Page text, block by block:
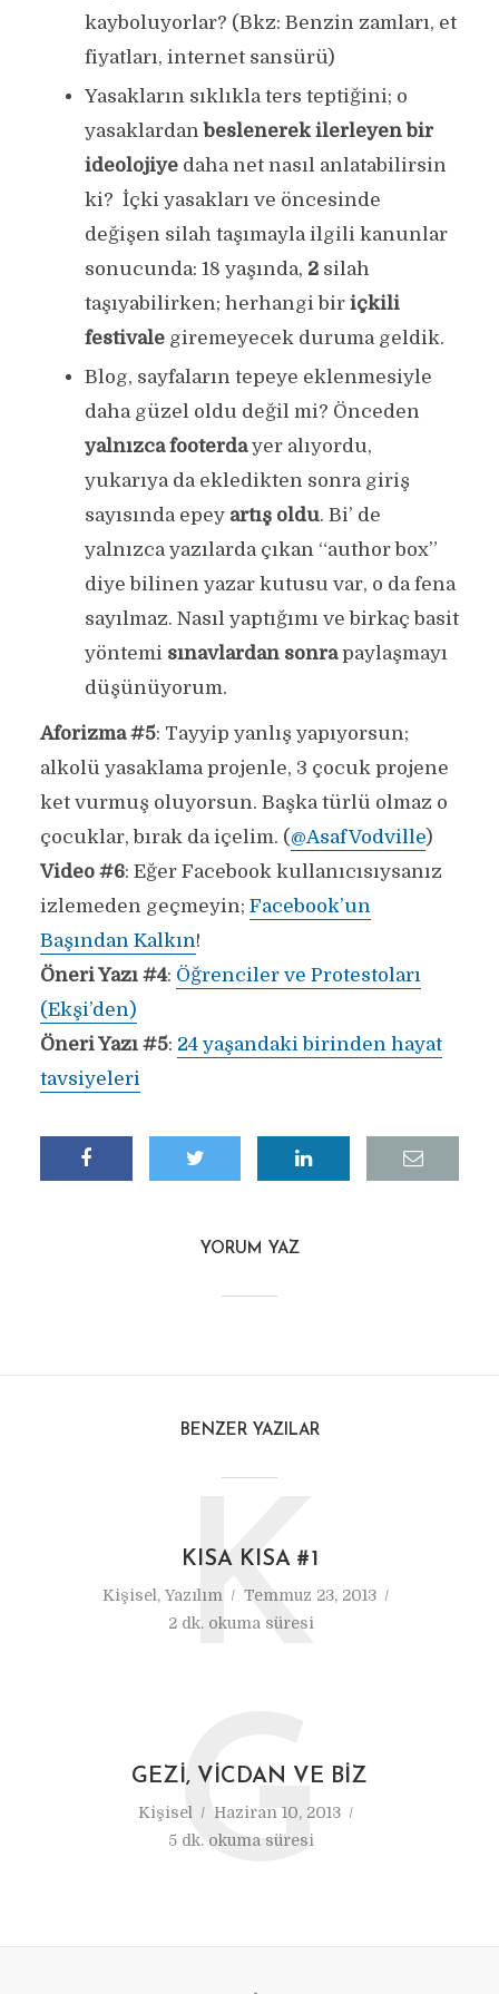
kayboluyorlar? (Bkz: Benzin zamları, et
fiyatları, internet sansürü)
Yasakların sıklıkla ters teptiğini; o
yasaklardanbeslenerek ilerleyen bir
ideolojiyedaha net nasıl anlatabilirsin
ki? İçki yasakları ve öncesinde
değişen silah taşımayla ilgili kanunlar
sonucunda: 18 yaşında, 2 silah
taşıyabilirken; herhangi bir içkili
festivalegiremeyecek duruma geldik.
Blog, sayfaların tepeye eklenmesiyle
daha güzel oldu değil mi? Önceden
yalnızca footerdayer alıyordu,
yukarıya da ekledikten sonra giriş
sayısında epey artış oldu. Bi’ de
yalnızca yazılarda çıkan “author box”
diye bilinen yazar kutusu var, o da fena
sayılmaz. Nasıl yaptığımı ve birkaç basit
yöntemi sınavlardan sonrapaylaşmayı
düşünüyorum.
Aforizma #5: Tayyip yanlış yapıyorsun;
alkolü yasaklama projenle, 3 çocuk projene
ket vurmuş oluyorsun. Başka türlü olmaz o
çocuklar, bırak da içelim. (@AsafVodville)
Video #6: Eğer Facebook kullanıcısıysanız
izlemeden geçmeyin; Facebook’un
Başından Kalkın!
Öneri Yazı #4: Öğrenciler ve Protestoları
(Ekşi’den)
Öneri Yazı #5: 24 yaşandaki birinden hayat
tavsiyeleri
YORUM YAZ
BENZER YAZILAR
KISA KISA #1
Kişisel , Yazılım
Temmuz 23, 2013
2 dk. okuma süresi
K
GEZI, VICDAN VE BIZ
Kişisel
Haziran 10, 2013
5 dk. okuma süresi
G